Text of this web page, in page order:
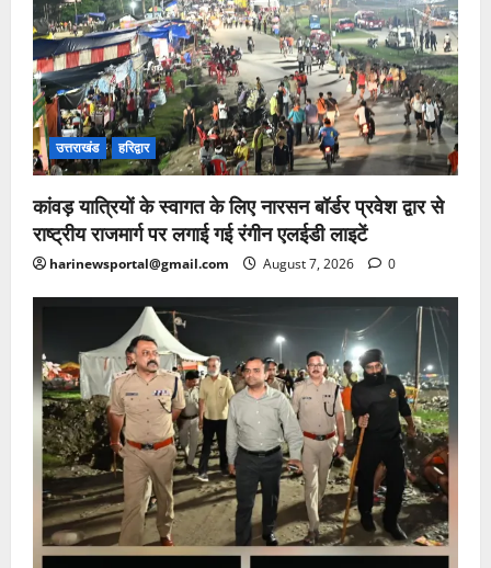
उत्तराखंड हरिद्वार
कांवड़ यात्रियों के स्वागत के लिए नारसन बॉर्डर प्रवेश द्वार से
राष्ट्रीय राजमार्ग पर लगाई गई रंगीन एलईडी लाइटें
harinewsportal@gmail.com August 7, 2026 0